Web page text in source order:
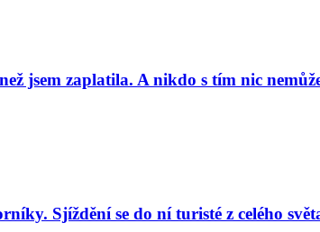
jsem zaplatila. A nikdo s tím nic
Sjíždění se do ní turisté z celého